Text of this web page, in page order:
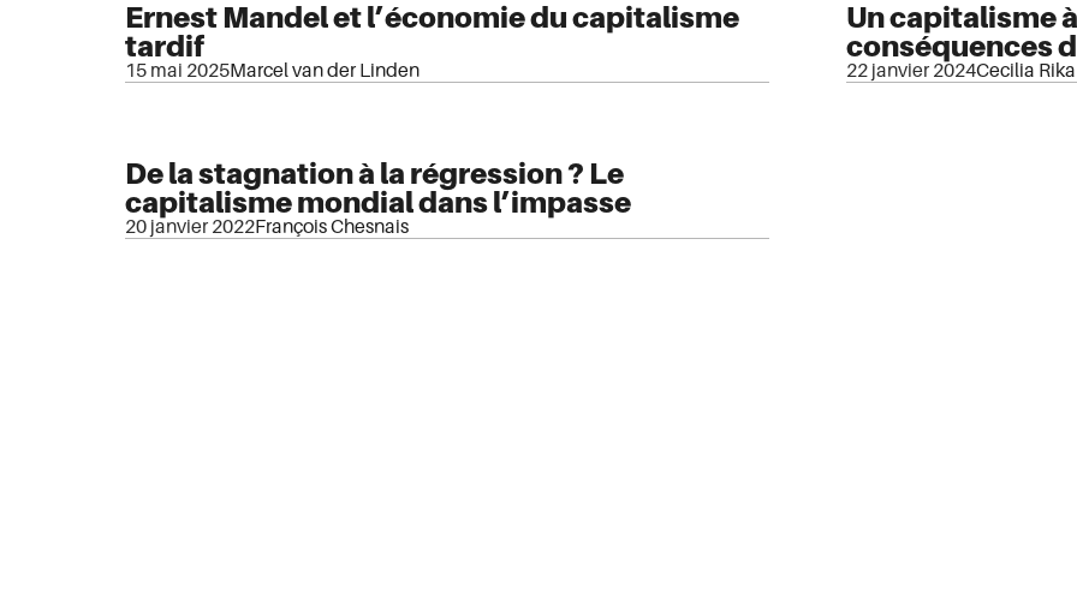
Ernest Mandel et l’économie du capitalisme
tardif
15 mai 2025Marcel van der Linden
Un capitalisme
conséquences
22 janvier 2024Cecilia
De la stagnation à la régression ? Le
capitalisme mondial dans l’impasse
20 janvier 2022François Chesnais